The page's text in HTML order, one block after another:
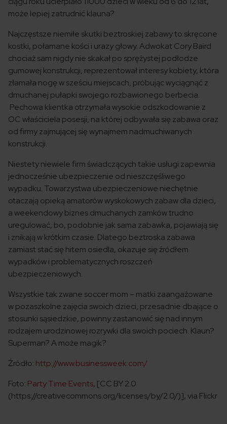
może lepiej zatrudnić klauna?
Najczęstsze niemiłe skutki beztroskiej zabawy to skręcone
kostki, połamane kości i urazy głowy. Adwokat Cory Baird
chociaż sam nigdy nie skakał po sprężystej podłodze
gumowej konstrukcji, reprezentował interesy kobiety, która
złamała nogę w sześciu miejscach, próbując wyciągnąć z
dmuchanej pułapki swojego rozbawionego berbecia.
Pechowa klientka otrzymała wysokie odszkodowanie z
OC właściciela posesji, na której odbywała się zabawa oraz
od firmy zajmującej się wynajmem nadmuchiwanych
konstrukcji.
Niestety niewiele firm świadczących takie usługi zapewnia
jednocześnie ubezpieczenie od nieszczęśliwego
wypadku. Towarzystwa ubezpieczeniowe niechętnie
otaczają opieką amatorów wyskokowych zabaw dla dzieci,
a weekendowy biznes dmuchanych zamków trudno
uregulować, bo, podobnie jak sama zabawka, pojawiają się
i znikają w krótkim czasie. Dlatego beztroska zabawa
zamiast stać się hitem osiedla, okazuje się źródłem
wypadków i problematycznych roszczeń
ubezpieczeniowych.
Wszystkie tak zwane soccer mom – matki zaangażowane
w pozaszkolne zajęcia swoich dzieci, przesadnie dbające o
stosunki sąsiedzkie, powinny zastanowić się nad innym
rodzajem urodzinowej rozrywki dla swoich pociech. Klaun?
Superman? A może magik?
Źródło: http://www.businessweek.com/
Foto: Party Time Events, [CC BY 2.0
(https://creativecommons.org/licenses/by/2.0/)], via Flickr